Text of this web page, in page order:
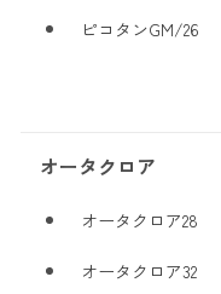
ピコタンGM/26
オータクロア
オータクロア28
オータクロア32